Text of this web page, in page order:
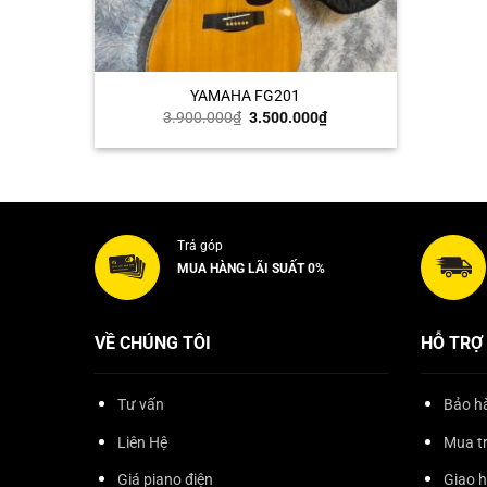
YAMAHA FG201
3.900.000₫ Giá
là:
3.500.000₫Giá
hiện
tại
Trả góp
MUA HÀNG LÃI SUẤT 0%
VỀ CHÚNG TÔI
Tư vấn
Liên Hệ
Giá piano điện
HỖ
Bảo
Mua
Giao